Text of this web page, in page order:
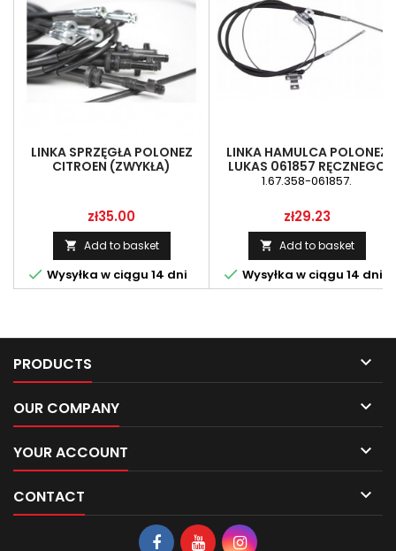
LINKA SPRZĘGŁA POLONEZ
CITROEN (ZWYKŁA)
Price
zł35.00
 Add to basket
 Wysyłka w ciągu 14 dni
LINKA HAMULCA POLONEZ
LUKAS 061857 RĘCZNEGO
1.67.358-061857.
Price
zł29.23
 Add to basket
 Wysyłka w ciągu 14 dni
PRODUCTS 
OUR COMPANY 
YOUR ACCOUNT 
CONTACT 